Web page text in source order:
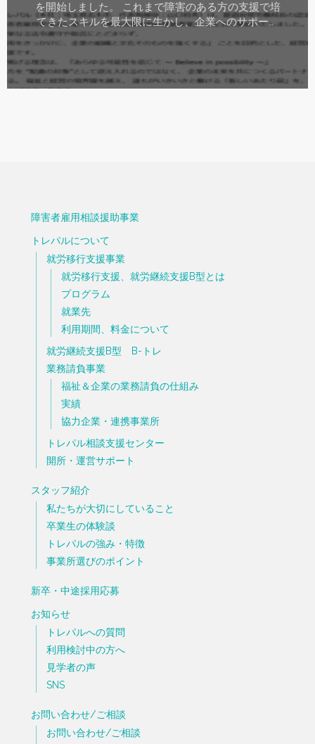
を開始しました。 これまで障害のある方の支援で培
てきたスキルを最大限に生かし、企業へのサポート
も開始します。
障害者雇用相談援助事業
トレパルについて
就労移行支援事業
就労移行支援、就労継続支援B型とは
プログラム
就業先
利用期間、料金について
就労継続支援B型 B-トレ
業務請負事業
福祉＆企業の業務請負の仕組み
実績
協力企業・連携事業所
トレパル相談支援センター
開所・運営サポート
スタッフ紹介
私たちが大切にしていること
卒業生の体験談
トレパルの強み・特徴
事業所選びのポイント
新卒・中途採用応募
お知らせ
トレパルへの質問
利用検討中の方へ
見学者の声
SNS
お問い合わせ/ご相談
お問い合わせ/ご相談